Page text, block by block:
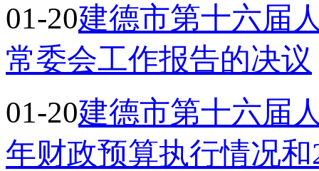
01-20建德市第十六届
常委会工作报告的决议
01-20建德市第十六届
年财政预算执行情况